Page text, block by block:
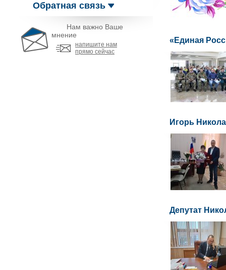
Обратная связь
Нам важно Ваше
мнение
напишите нам
прямо сейчас
«Единая
Игорь
Депутат